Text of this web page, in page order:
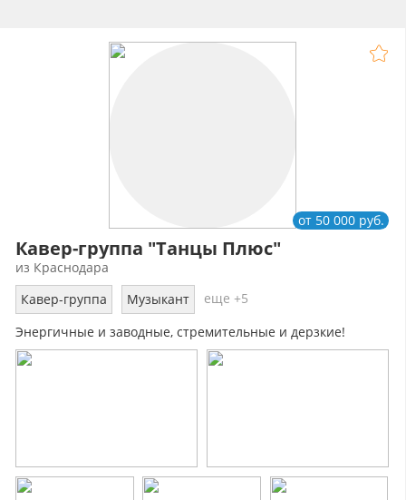
Кавер-группа "Танцы Плюс"
от 50 000 руб.
из Краснодара
Кавер-группа
Музыкант
еще +5
Энергичные и заводные, стремительные и дерзкие!